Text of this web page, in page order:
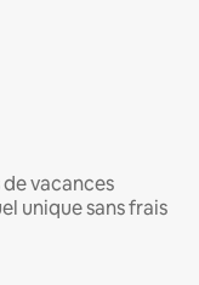
vacances
unique sans frais